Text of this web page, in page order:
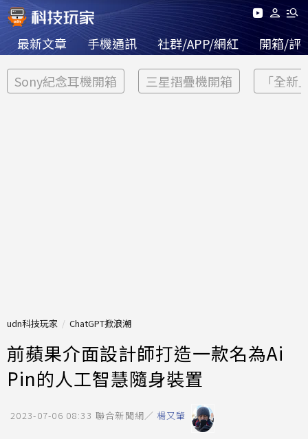
最新文章 手機通訊 社群/APP/網紅 開箱/評
Sony紀念耳機開箱 三星摺疊機開箱 「全新
udn科技玩家 ChatGPT掀浪潮
前蘋果介面設計師打造一款名為Ai
Pin的人工智慧隨身裝置
2023-07-06 08:33 聯合新聞網／ 楊又肇